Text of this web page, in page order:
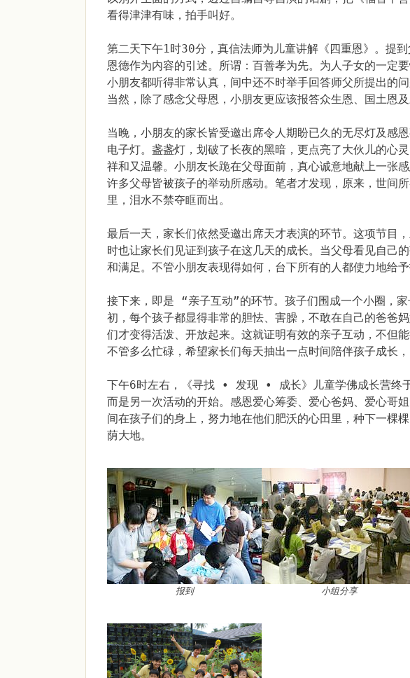
看得津津有味，拍手叫好。
第二天下午1时30分，真信法师为儿童讲解《四重恩》。提
恩德作为内容的引述。所谓：百善孝为先。为人子女的一定
小朋友都听得非常认真，间中还不时举手回答师父所提出的
当然，除了感念父母恩，小朋友更应该报答众生恩、国土恩及
当晚，小朋友的家长皆受邀出席令人期盼已久的无尽灯及感
电子灯。盏盏灯，划破了长夜的黑暗，更点亮了大伙儿的心
祥和又温馨。小朋友长跪在父母面前，真心诚意地献上一张
许多父母皆被孩子的举动所感动。笔者才发现，原来，世间
里，泪水不禁夺眶而出。
最后一天，家长们依然受邀出席天才表演的环节。这项节目
时也让家长们见证到孩子在这几天的成长。当父母看见自己
和满足。不管小朋友表现得如何，台下所有的人都使力地给
接下来，即是 “亲子互动”的环节。孩子们围成一个小圈，
初，每个孩子都显得非常的胆怯、害臊，不敢在自己的爸爸
们才变得活泼、开放起来。这就证明有效的亲子互动，不但
不管多么忙碌，希望家长们每天抽出一点时间陪伴孩子成长，
下午6时左右，《寻找 ∙ 发现 ∙ 成长》儿童学佛成长营终
而是另一次活动的开始。感恩爱心筹委、爱心爸妈、爱心哥
间在孩子们的身上，努力地在他们肥沃的心田里，种下一棵
荫大地。
报到 小组分享